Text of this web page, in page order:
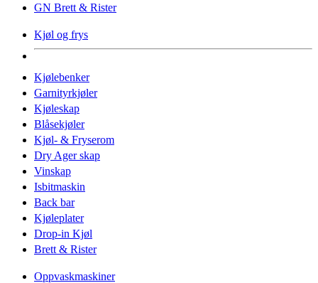
GN Brett & Rister
Kjøl og frys
Kjølebenker
Garnityrkjøler
Kjøleskap
Blåsekjøler
Kjøl- & Fryserom
Dry Ager skap
Vinskap
Isbitmaskin
Back bar
Kjøleplater
Drop-in Kjøl
Brett & Rister
Oppvaskmaskiner